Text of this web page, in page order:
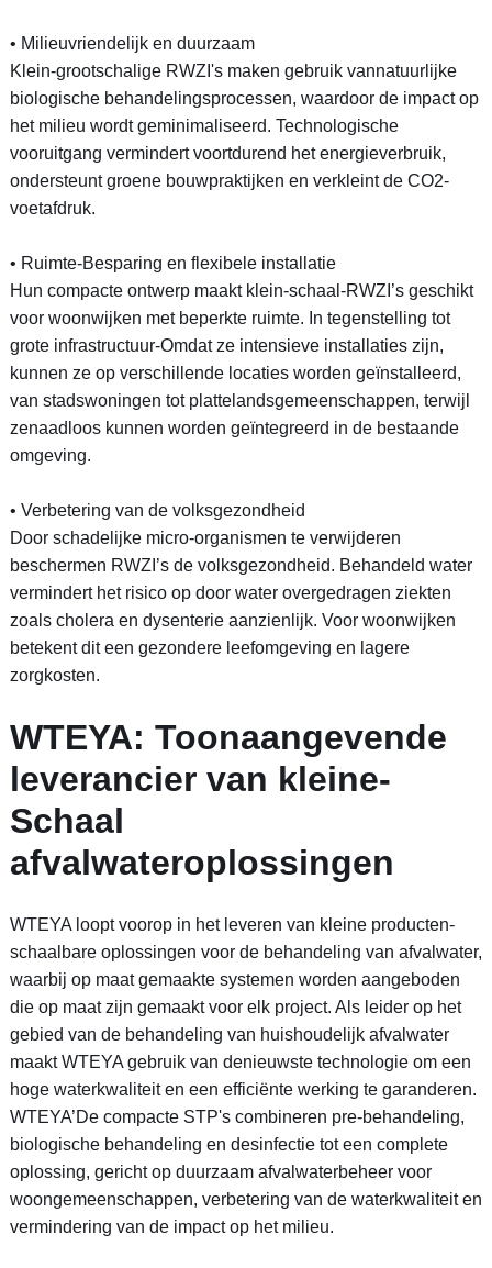
• Milieuvriendelijk en duurzaam
Klein-grootschalige RWZI's maken gebruik vannatuurlijke
biologische behandelingsprocessen, waardoor de impact op
het milieu wordt geminimaliseerd. Technologische
vooruitgang vermindert voortdurend het energieverbruik,
ondersteunt groene bouwpraktijken en verkleint de CO2-
voetafdruk.
• Ruimte-Besparing en flexibele installatie
Hun compacte ontwerp maakt klein-schaal-RWZI’s geschikt
voor woonwijken met beperkte ruimte. In tegenstelling tot
grote infrastructuur-Omdat ze intensieve installaties zijn,
kunnen ze op verschillende locaties worden geïnstalleerd,
van stadswoningen tot plattelandsgemeenschappen, terwijl
zenaadloos kunnen worden geïntegreerd in de bestaande
omgeving.
• Verbetering van de volksgezondheid
Door schadelijke micro-organismen te verwijderen
beschermen RWZI’s de volksgezondheid. Behandeld water
vermindert het risico op door water overgedragen ziekten
zoals cholera en dysenterie aanzienlijk. Voor woonwijken
betekent dit een gezondere leefomgeving en lagere
zorgkosten.
WTEYA: Toonaangevende
leverancier van kleine-
Schaal
afvalwateroplossingen
WTEYA loopt voorop in het leveren van kleine producten-
schaalbare oplossingen voor de behandeling van afvalwater,
waarbij op maat gemaakte systemen worden aangeboden
die op maat zijn gemaakt voor elk project. Als leider op het
gebied van de behandeling van huishoudelijk afvalwater
maakt WTEYA gebruik van denieuwste technologie om een ​​
hoge waterkwaliteit en een efficiënte werking te garanderen.
WTEYA’De compacte STP's combineren pre-behandeling,
biologische behandeling en desinfectie tot een complete
oplossing, gericht op duurzaam afvalwaterbeheer voor
woongemeenschappen, verbetering van de waterkwaliteit en
vermindering van de impact op het milieu.